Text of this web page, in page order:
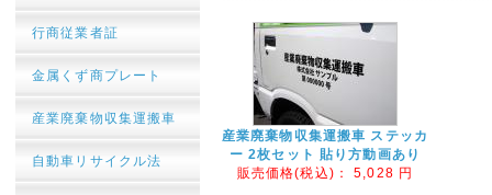
行商従業者証
金属くず商プレート
産業廃棄物収集運搬車
自動車リサイクル法
産業廃棄物収集運搬車 ステッカ
ー 2枚セット 貼り方動画あり
販売価格(税込)：5,028 円